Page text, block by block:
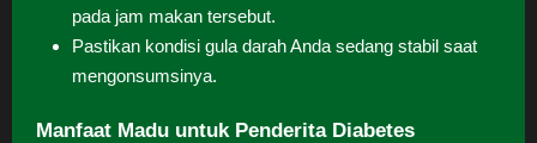
pada jam makan tersebut.
Pastikan kondisi gula darah Anda sedang stabil saat
mengonsumsinya.
Manfaat Madu untuk Penderita Diabetes